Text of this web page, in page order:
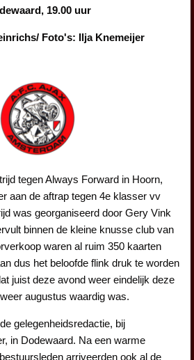
19.00 uur
Foto's: Ilja Knemeijer
tegen Always Forward in Hoorn,
aan de aftrap tegen 4e klasser vv
was georganiseerd door Gery Vink
binnen de kleine knusse club van
waren al ruim 350 kaarten
dus het beloofde flink druk te worden
juist deze avond weer eindelijk deze
augustus waardig was.
gelegenheidsredactie, bij
in Dodewaard. Na een warme
arriveerden ook al de